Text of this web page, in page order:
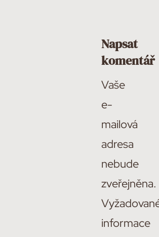
Napsat
komentář
Vaše
e-
mailová
adresa
nebude
zveřejněna.
informace